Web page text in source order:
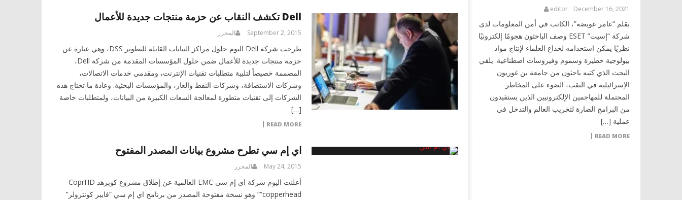
Dell تكشف النقاب عن حزمة منتجات جديدة للأعمال
September 2, 2015 المحرر
طرحت شركة Dell اليوم حلول مراكز البيانات القابلة للتطوير DSS، وهي عبارة عن
حزمة منتجات جديدة للأعمال ضمن حلول المؤسسات المقدمة من شركة Dell،
المصممة خصيصاً لتلبية متطلبات تقنيات الإنترنت، ومقدمي خدمات الاتصالات،
وشركات الاستضافة، وشركات النفط والغاز، والمؤسسات البحثية. وعادة ما تحتاج هذه
الشركات إلى تقنيات متطورة لمعالجة السعات الكبيرة من البيانات، ولمتطلبات خاصة
[…]
READ MORE
اي إم سي تطرح مشروع بيانات المصدر المفتوح
May 24, 2015 المحرر
أعلنت اليوم شركة اي إم سي EMC العالمية عن إطلاق مشروع كوبرهد CoprHD
“copperhead” وهو نسخة مفتوحة المصدر من برنامج اي إم سي “فايبر كونترولر”
December 16, 2021
editor
بقلم “عامر عويضه”، الكاتب في أمن المعلومات لدى
شركة “إسيت” ESET وصف الباحثون هجومًا إلكترونيًا
نظريًا يمكن استخدامه لخداع العلماء لإنتاج مواد
بيولوجية خطيرة وسموم وفيروسات اصطناعية. يلقي
البحث الذي كتبه باحثون من جامعة بن غوريون
الإسرائيلية في النقب، الضوء على المخاطر
المحتملة للمهاجمين الإلكترونيين الذين يستفيدون
من البرامج الضارة لتخريب العالم والتدخل في
عملية […]
READ MORE